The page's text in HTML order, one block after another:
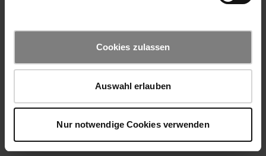
Cookies zulassen
Auswahl erlauben
Nur notwendige Cookies verwenden